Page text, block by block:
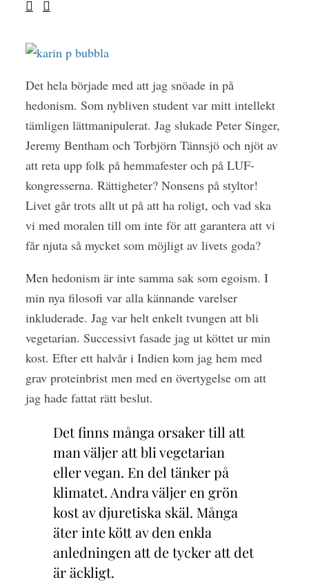
Det hela började med att jag snöade in på
hedonism. Som nybliven student var mitt intellekt
tämligen lättmanipulerat. Jag slukade Peter Singer,
Jeremy Bentham och Torbjörn Tännsjö och njöt av
att reta upp folk på hemmafester och på LUF-
kongresserna. Rättigheter? Nonsens på styltor!
Livet går trots allt ut på att ha roligt, och vad ska
vi med moralen till om inte för att garantera att vi
får njuta så mycket som möjligt av livets goda?
Men hedonism är inte samma sak som egoism. I
min nya filosofi var alla kännande varelser
inkluderade. Jag var helt enkelt tvungen att bli
vegetarian. Successivt fasade jag ut köttet ur min
kost. Efter ett halvår i Indien kom jag hem med
grav proteinbrist men med en övertygelse om att
jag hade fattat rätt beslut.
Det finns många orsaker till att
man väljer att bli vegetarian
eller vegan. En del tänker på
klimatet. Andra väljer en grön
kost av djuretiska skäl. Många
äter inte kött av den enkla
anledningen att de tycker att det
är äckligt.